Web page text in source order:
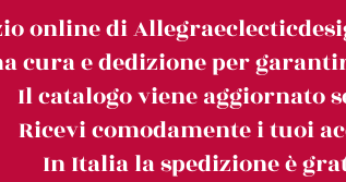
online di
cura e dedizione per
Il catalogo viene aggiornato
Ricevi comodamente i tuoi
In Italia la spedizione è